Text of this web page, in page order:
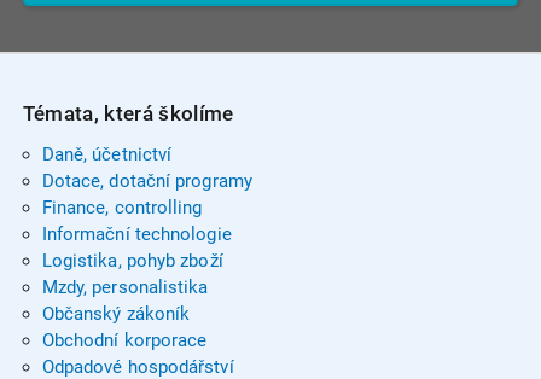
Témata, která školíme
Daně, účetnictví
Dotace, dotační programy
Finance, controlling
Informační technologie
Logistika, pohyb zboží
Mzdy, personalistika
Občanský zákoník
Obchodní korporace
Odpadové hospodářství